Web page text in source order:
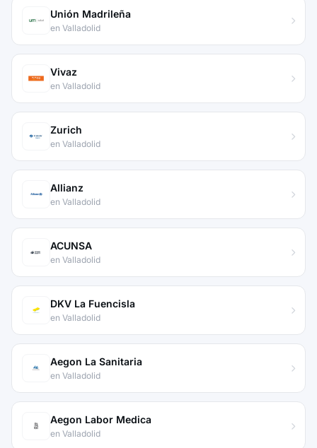
Unión Madrileña
en Valladolid
Vivaz
en Valladolid
Zurich
en Valladolid
Allianz
en Valladolid
ACUNSA
en Valladolid
DKV La Fuencisla
en Valladolid
Aegon La Sanitaria
en Valladolid
Aegon Labor Medica
en Valladolid